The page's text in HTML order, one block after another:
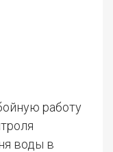
работу
воды в